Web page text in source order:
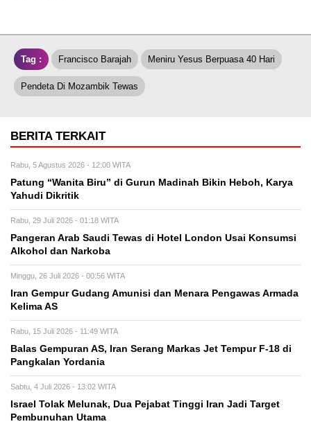
Tag : Francisco Barajah Meniru Yesus Berpuasa 40 Hari
Pendeta Di Mozambik Tewas
BERITA TERKAIT
Rabu, 5 Agustus 2026 - 12:00 WITA
Patung “Wanita Biru” di Gurun Madinah Bikin Heboh, Karya
Yahudi Dikritik
Rabu, 29 Juli 2026 - 01:18 WITA
Pangeran Arab Saudi Tewas di Hotel London Usai Konsumsi
Alkohol dan Narkoba
Minggu, 26 Juli 2026 - 00:56 WITA
Iran Gempur Gudang Amunisi dan Menara Pengawas Armada
Kelima AS
Rabu, 15 Juli 2026 - 11:49 WITA
Balas Gempuran AS, Iran Serang Markas Jet Tempur F-18 di
Pangkalan Yordania
Sabtu, 4 Juli 2026 - 13:02 WITA
Israel Tolak Melunak, Dua Pejabat Tinggi Iran Jadi Target
Pembunuhan Utama